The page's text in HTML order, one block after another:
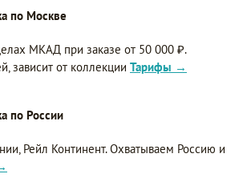
по Москве
МКАД при заказе от 50 000 ₽.
зависит от коллекции Тарифы →
по России
Рейл Континент. Охватываем Россию и